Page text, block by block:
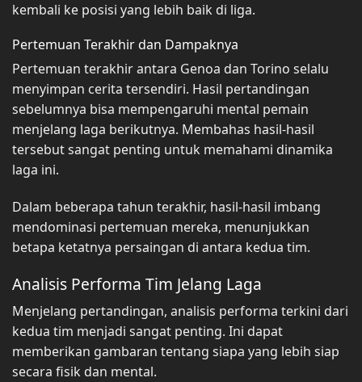
kembali ke posisi yang lebih baik di liga.
Pertemuan Terakhir dan Dampaknya
Pertemuan terakhir antara Genoa dan Torino selalu
menyimpan cerita tersendiri. Hasil pertandingan
sebelumnya bisa mempengaruhi mental pemain
menjelang laga berikutnya. Membahas hasil-hasil
tersebut sangat penting untuk memahami dinamika
laga ini.
Dalam beberapa tahun terakhir, hasil-hasil imbang
mendominasi pertemuan mereka, menunjukkan
betapa ketatnya persaingan di antara kedua tim.
Analisis Performa Tim Jelang Laga
Menjelang pertandingan, analisis performa terkini dari
kedua tim menjadi sangat penting. Ini dapat
memberikan gambaran tentang siapa yang lebih siap
secara fisik dan mental.